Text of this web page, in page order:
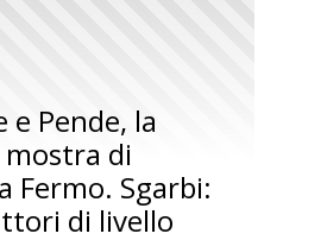
e Pende, la
di
Fermo. Sgarbi:
di livello